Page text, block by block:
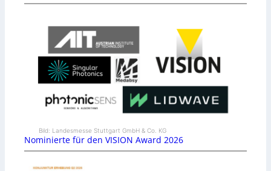
Bild: Landesmesse Stuttgart GmbH & Co. KG
Nominierte für den VISION Award 2026